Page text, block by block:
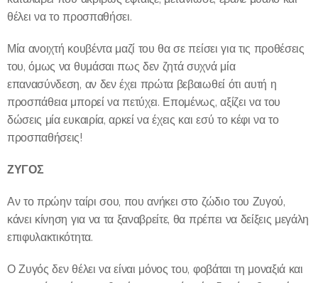
θέλει να το προσπαθήσει.
Μία ανοιχτή κουβέντα μαζί του θα σε πείσει για τις προθέσεις
του, όμως να θυμάσαι πως δεν ζητά συχνά μία
επανασύνδεση, αν δεν έχει πρώτα βεβαιωθεί ότι αυτή η
προσπάθεια μπορεί να πετύχει. Επομένως, αξίζει να του
δώσεις μία ευκαιρία, αρκεί να έχεις και εσύ το κέφι να το
προσπαθήσεις!
ΖΥΓΟΣ
Αν το πρώην ταίρι σου, που ανήκει στο ζώδιο του Ζυγού,
κάνει κίνηση για να τα ξαναβρείτε, θα πρέπει να δείξεις μεγάλη
επιφυλακτικότητα.
Ο Ζυγός δεν θέλει να είναι μόνος του, φοβάται τη μοναξιά και